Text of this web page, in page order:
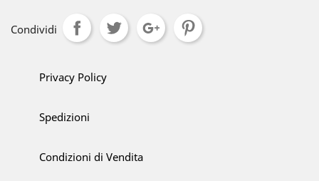
Condividi
Privacy Policy
Spedizioni
Condizioni di Vendita